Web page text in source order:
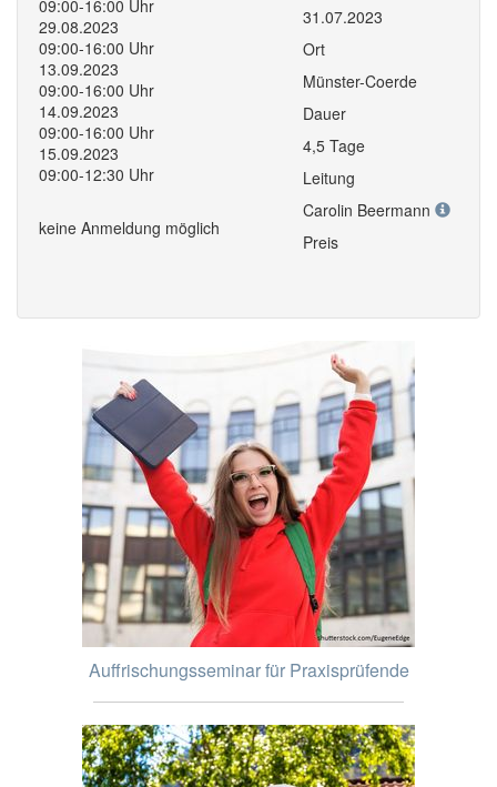
09:00-16:00 Uhr
29.08.2023
09:00-16:00 Uhr
13.09.2023
09:00-16:00 Uhr
14.09.2023
09:00-16:00 Uhr
15.09.2023
09:00-12:30 Uhr
keine Anmeldung möglich
31.07.2023
Ort
Münster-Coerde
Dauer
4,5 Tage
Leitung
Carolin Beermann
Preis
Auffrischungsseminar für Praxisprüfende